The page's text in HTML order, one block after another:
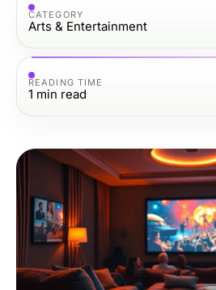
CATEGORY
Arts & Entertainment
READING TIME
1 min read